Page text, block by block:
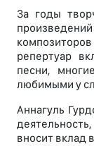
За годы
репертуар
песни,
любимыми у
Аннагуль
вносит вклад